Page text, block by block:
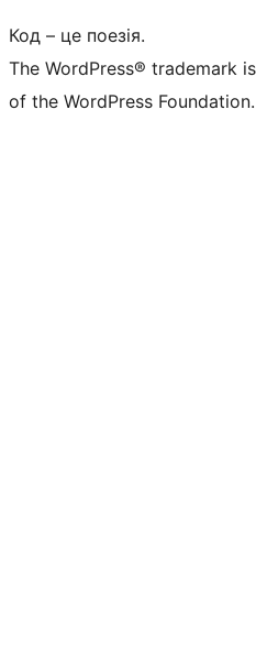
Код – це поезія.
The WordPress® trademark
of the WordPress Foundation.